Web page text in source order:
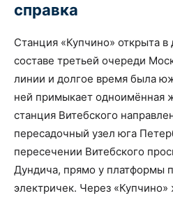
справка
Станция «Купчино» открыта в
составе третьей очереди
линии и долгое время была
ней примыкает одноимённая
станция Витебского
пересадочный узел юга
пересечении Витебского
Дундича, прямо у платформы
электричек. Через